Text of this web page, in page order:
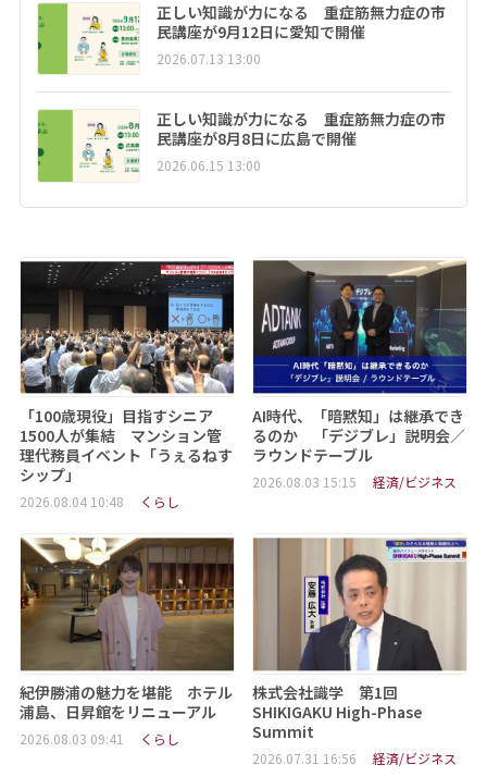
正しい知識が力になる 重症筋無力症の市
民講座が9月12日に愛知で開催
2026.07.13 13:00
正しい知識が力になる 重症筋無力症の市
民講座が8月8日に広島で開催
2026.06.15 13:00
「100歳現役」目指すシニア
1500人が集結 マンション管
理代務員イベント「うぇるねす
シップ」
2026.08.04 10:48 くらし
AI時代、「暗黙知」は継承でき
るのか 「デジブレ」説明会／
ラウンドテーブル
2026.08.03 15:15 経済/ビジネス
紀伊勝浦の魅力を堪能 ホテル
浦島、日昇館をリニューアル
2026.08.03 09:41 くらし
株式会社識学 第1回
SHIKIGAKU High-Phase
Summit
2026.07.31 16:56 経済/ビジネス